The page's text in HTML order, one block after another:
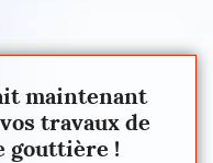
maintenant
travaux de
gouttière !